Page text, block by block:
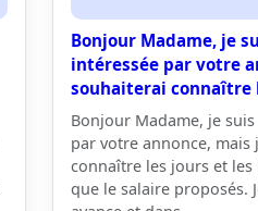
Bonjour Madame, je
intéressée par votre
souhaiterai connaître
Bonjour Madame, je
par votre annonce, mais
connaître les jours et
que le salaire proposés.